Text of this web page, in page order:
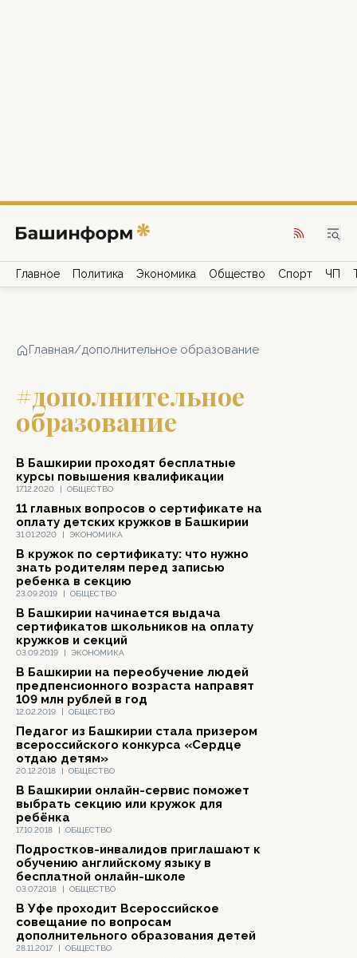
Главное Политика Экономика Общество Спорт ЧП
Главная/дополнительное образование
#дополнительное
образование
17.12.2020 | ОБЩЕСТВО
В Башкирии проходят бесплатные
курсы повышения квалификации
31.01.2020 | ЭКОНОМИКА
11 главных вопросов о сертификате на
оплату детских кружков в Башкирии
23.09.2019 | ОБЩЕСТВО
В кружок по сертификату: что нужно
знать родителям перед записью
ребенка в секцию
03.09.2019 | ЭКОНОМИКА
В Башкирии начинается выдача
сертификатов школьников на оплату
кружков и секций
12.02.2019 | ОБЩЕСТВО
В Башкирии на переобучение людей
предпенсионного возраста направят
109 млн рублей в год
20.12.2018 | ОБЩЕСТВО
Педагог из Башкирии стала призером
всероссийского конкурса «Сердце
отдаю детям»
17.10.2018 | ОБЩЕСТВО
В Башкирии онлайн-сервис поможет
выбрать секцию или кружок для
ребёнка
03.07.2018 | ОБЩЕСТВО
Подростков-инвалидов приглашают к
обучению английскому языку в
бесплатной онлайн-школе
28.11.2017 | ОБЩЕСТВО
В Уфе проходит Всероссийское
совещание по вопросам
дополнительного образования детей